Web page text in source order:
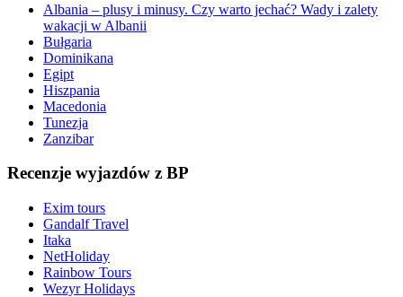
Albania – plusy i minusy. Czy warto jechać? Wady i zalety
wakacji w Albanii
Bułgaria
Dominikana
Egipt
Hiszpania
Macedonia
Tunezja
Zanzibar
Recenzje wyjazdów z BP
Exim tours
Gandalf Travel
Itaka
NetHoliday
Rainbow Tours
Wezyr Holidays